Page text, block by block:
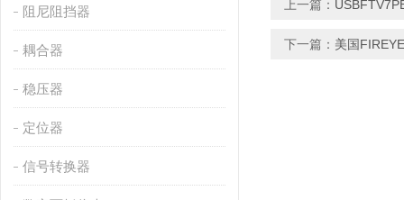
阻尼阻挡器
耦合器
稳压器
定位器
信号转换器
上一篇：
下一篇： 美国